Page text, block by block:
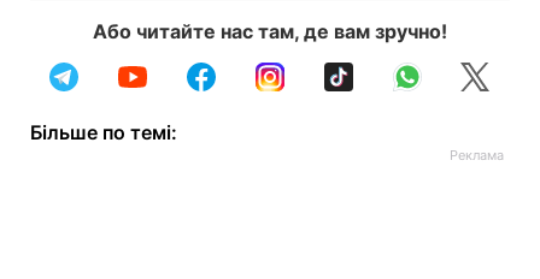
Або читайте нас там, де вам зручно!
Більше по темі: